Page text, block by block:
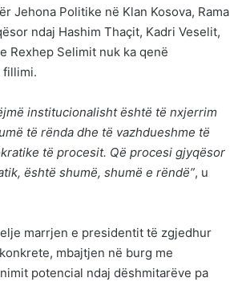
Jehona Politike në Klan Kosova, Rama
ndaj Hashim Thaçit, Kadri Veselit,
Rexhep Selimit nuk ka qenë
fillimi.
institucionalisht është të nxjerrim
të rënda dhe të vazhdueshme të
të procesit. Që procesi gjyqësor
është shumë, shumë e rëndë”, u
marrjen e presidentit të zgjedhur
mbajtjen në burg me
potencial ndaj dëshmitarëve pa